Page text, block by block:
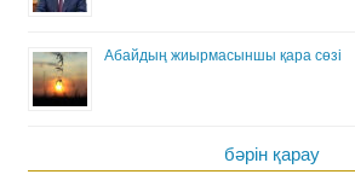
Абайдың жиырмасыншы қара сөзі
бәрін қарау